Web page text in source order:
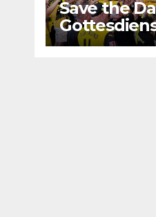
Save the
August